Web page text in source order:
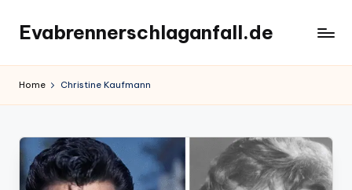
content
Evabrennerschlaganfall.de
Home Christine Kaufmann